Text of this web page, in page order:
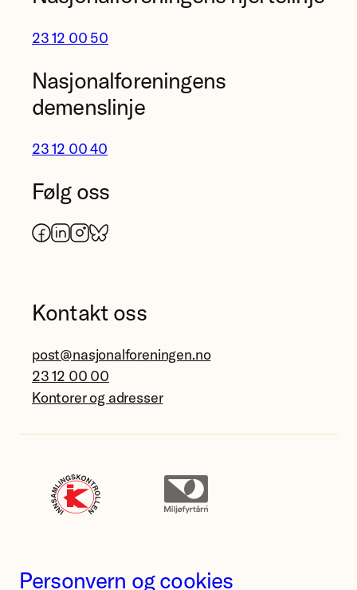
23 12 00 50
Nasjonalforeningens
demenslinje
23 12 00 40
Følg oss
Facebook
LinkedIn
Instagram
Bluesky
Kontakt oss
post@nasjonalforeningen.no
23 12 00 00
Kontorer og adresser
Personvern og cookies